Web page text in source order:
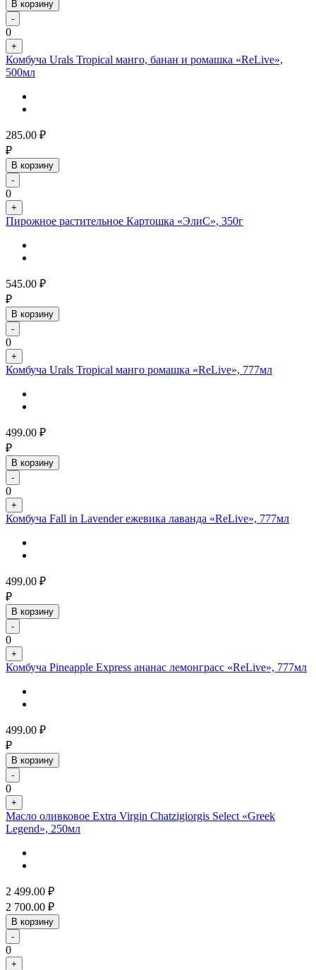
В корзину
-
0
+
Комбуча Urals Tropical манго, банан и ромашка «ReLive»,
500мл
285.00 ₽
₽
В корзину
-
0
+
Пирожное растительное Картошка «ЭлиС», 350г
545.00 ₽
₽
В корзину
-
0
+
Комбуча Urals Tropical манго ромашка «ReLive», 777мл
499.00 ₽
₽
В корзину
-
0
+
Комбуча Fall in Lavender ежевика лаванда «ReLive», 777мл
499.00 ₽
₽
В корзину
-
0
+
Комбуча Pineapple Express ананас лемонграсс «ReLive», 777мл
499.00 ₽
₽
В корзину
-
0
+
Масло оливковое Extra Virgin Chatzigiorgis Select «Greek
Legend», 250мл
2 499.00 ₽
2 700.00 ₽
В корзину
-
0
+